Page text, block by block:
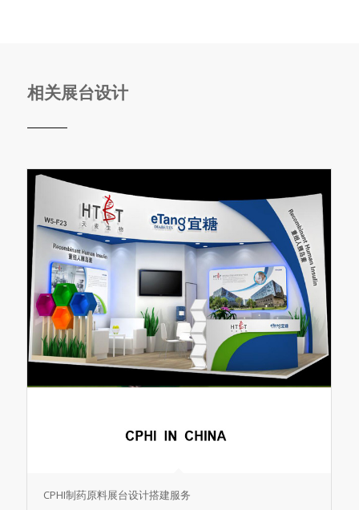
相关展台设计
CPHI制药原料展台设计搭建服务